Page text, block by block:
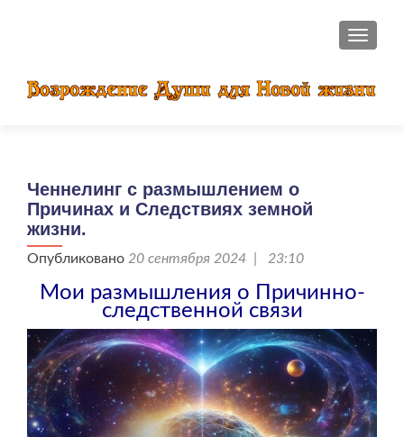
Ченнелинг с размышлением о
Причинах и Следствиях земной
жизни.
Опубликовано 20 сентября 2024 | 23:10
Мои размышления о Причинно-
следственной связи